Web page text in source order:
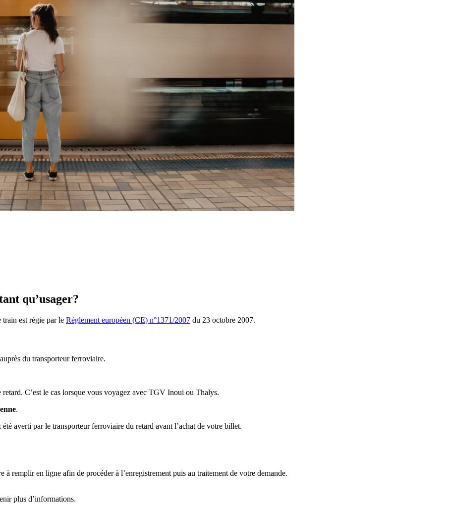
qu’usager?
est régie par le Règlement européen (CE) n°1371/2007 du 23 octobre 2007.
du transporteur ferroviaire.
C’est le cas lorsque vous voyagez avec TGV Inoui ou Thalys.
.
averti par le transporteur ferroviaire du retard avant l’achat de votre billet.
remplir en ligne afin de procéder à l’enregistrement puis au traitement de votre demande.
plus d’informations.